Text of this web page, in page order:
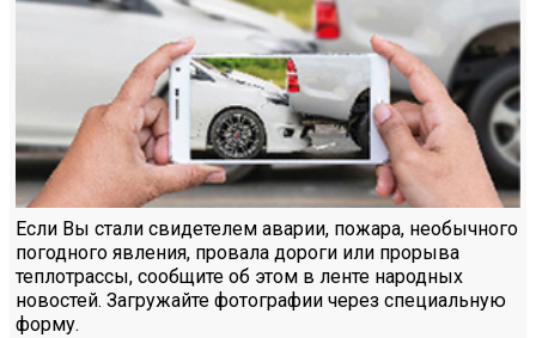
Если Вы стали свидетелем аварии, пожара, необычного
погодного явления, провала дороги или прорыва
теплотрассы, сообщите об этом в ленте народных
новостей. Загружайте фотографии через специальную
форму.